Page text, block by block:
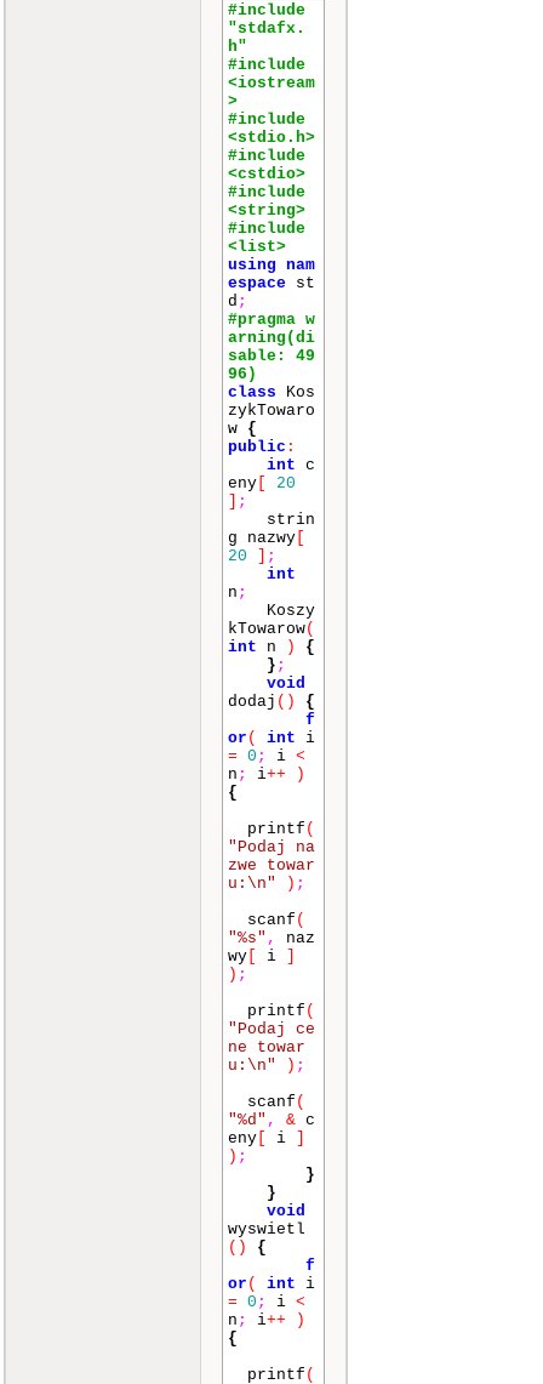
#include
"stdafx.
h"
#include
<iostream
>
#include
<stdio.h>
#include
<cstdio>
#include
<string>
#include
<list>
using nam
espace st
d ;
#pragma w
arning(di
sable: 49
96)
class Kos
zykTowaro
w {
public :
int c
eny
20
;
strin
g nazwy
20
;
int
n ;
Koszy
kTowarow(
int n )
{
} ;
void
dodaj ()
{
f
or ( int i
= 0 ; i <
n ; i++
)
{
printf (
"Podaj na
zwe towar
u:\n"
) ;
scanf (
"%s" ,
naz
wy
i
) ;
printf (
"Podaj ce
ne towar
u:\n"
) ;
scanf (
"%d" , & c
eny
i
) ;
}
}
void
wyswietl
()
{
f
or ( int i
= 0 ; i <
n ; i++
)
{
printf (